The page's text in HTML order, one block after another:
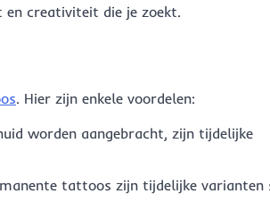
creativiteit die je zoekt.
. Hier zijn enkele voordelen:
worden aangebracht, zijn tijdelijke
tattoos zijn tijdelijke varianten